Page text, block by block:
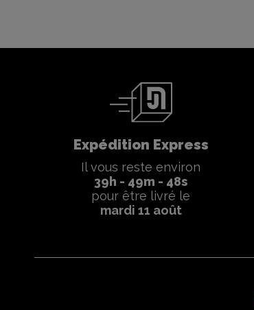
Expédition Express
Il vous reste environ
39 h - 49m - 47s
pour être livré le
mardi 11 août